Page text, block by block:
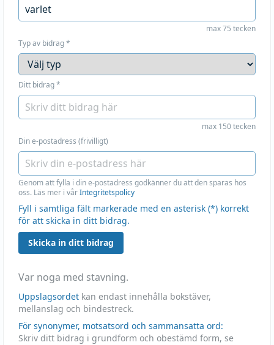
max 75 tecken
Typ av bidrag*
Ditt bidrag*
max 150 tecken
Din e-postadress (frivilligt)
Genom att fylla i din e-postadress godkänner du att den sparas hos
oss. Läs mer i vårIntegritetspolicy
Fyll i samtliga fält markerade med en asterisk (*) korrekt
för att skicka in ditt bidrag.
Skicka in ditt bidrag
Var noga med stavning.
Uppslagsordet kan endast innehålla bokstäver,
mellanslag och bindestreck.
För synonymer, motsatsord och sammansatta ord:
Skriv ditt bidrag i grundform och obestämd form, se